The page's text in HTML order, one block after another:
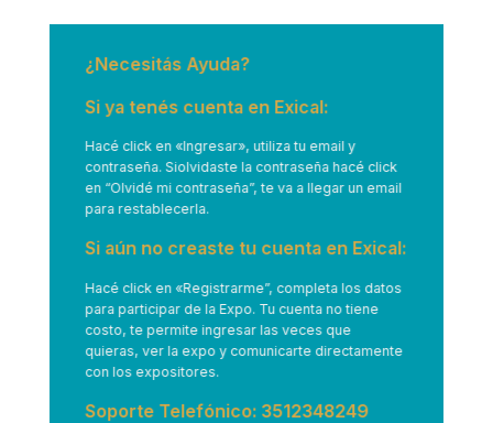
¿Necesitás Ayuda?
Si ya tenés cuenta en Exical:
Hacé click en «Ingresar», utiliza tu email y
contraseña. Siolvidaste la contraseña hacé click
en “Olvidé mi contraseña”, te va a llegar un email
para restablecerla.
Si aún no creaste tu cuenta en Exical:
Hacé click en «Registrarme”, completa los datos
para participar de la Expo. Tu cuenta no tiene
costo, te permite ingresar las veces que
quieras, ver la expo y comunicarte directamente
con los expositores.
Soporte Telefónico: 3512348249